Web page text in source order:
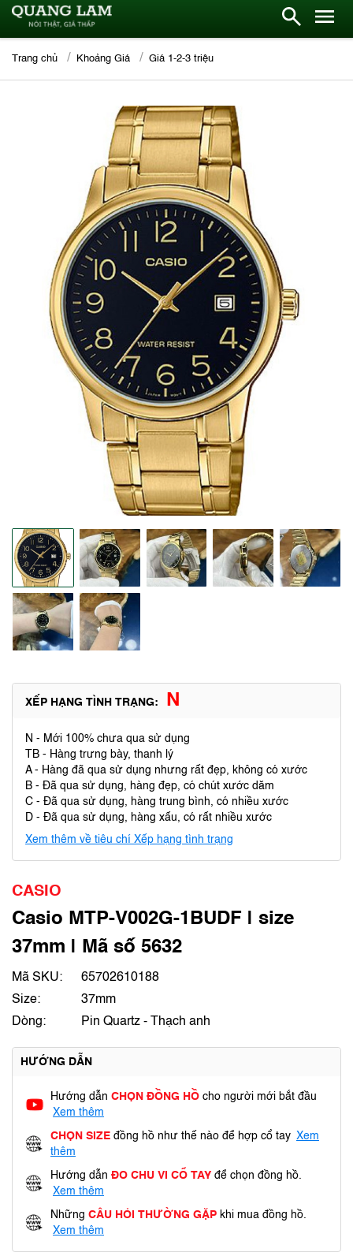
Trang chủ Khoảng Giá Giá 1-2-3 triệu
XẾP HẠNG TÌNH TRẠNG: N
N - Mới 100% chưa qua sử dụng
TB - Hàng trưng bày, thanh lý
A - Hàng đã qua sử dụng nhưng rất đẹp, không có xước
B - Đã qua sử dụng, hàng đẹp, có chút xước dăm
C - Đã qua sử dụng, hàng trung bình, có nhiều xước
D - Đã qua sử dụng, hàng xấu, có rất nhiều xước
Xem thêm về tiêu chí Xếp hạng tình trạng
CASIO
Casio MTP-V002G-1BUDF | size
37mm | Mã số 5632
Mã SKU:
65702610188
Size:
37mm
Dòng:
Pin Quartz - Thạch anh
HƯỚNG DẪN
Hướng dẫn CHỌN ĐỒNG HỒ cho người mới bắt đầu
Xem thêm
CHỌN SIZE đồng hồ như thế nào để hợp cổ tay Xem
thêm
Hướng dẫn ĐO CHU VI CỔ TAY để chọn đồng hồ.
Xem thêm
Những CÂU HỎI THƯỜNG GẶP khi mua đồng hồ.
Xem thêm